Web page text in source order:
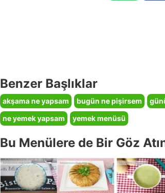
Benzer Başlıklar
akşama ne yapsam bugün ne pişirsem
ne yemek yapsam
yemek menüsü
Bu Menülere de Bir Göz